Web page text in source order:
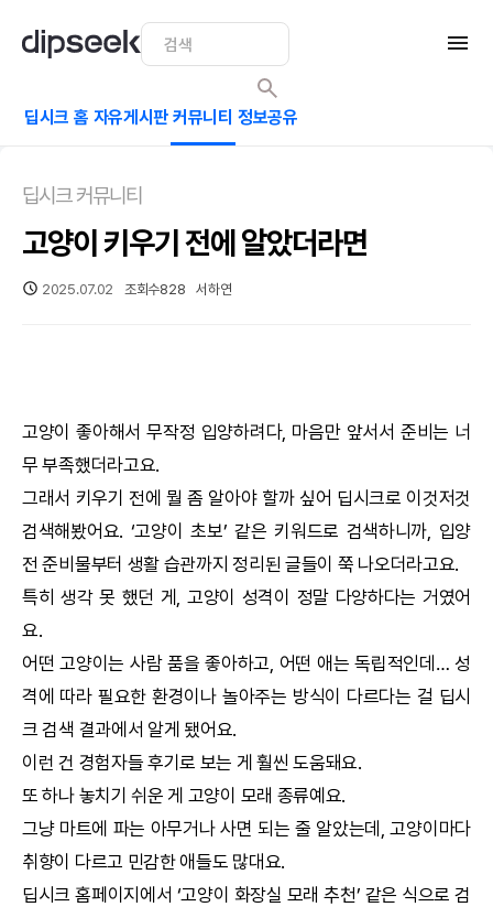
딥시크 홈 자유게시판 커뮤니티 정보공유
딥시크 커뮤니티
고양이 키우기 전에 알았더라면
2025.07.02 조회수828 서하연
고양이 좋아해서 무작정 입양하려다, 마음만 앞서서 준비는 너
무 부족했더라고요.
그래서 키우기 전에 뭘 좀 알아야 할까 싶어 딥시크로 이것저것
검색해봤어요. ‘고양이 초보’ 같은 키워드로 검색하니까, 입양
전 준비물부터 생활 습관까지 정리된 글들이 쭉 나오더라고요.
특히 생각 못 했던 게, 고양이 성격이 정말 다양하다는 거였어
요.
어떤 고양이는 사람 품을 좋아하고, 어떤 애는 독립적인데… 성
격에 따라 필요한 환경이나 놀아주는 방식이 다르다는 걸 딥시
크 검색 결과에서 알게 됐어요.
이런 건 경험자들 후기로 보는 게 훨씬 도움돼요.
또 하나 놓치기 쉬운 게 고양이 모래 종류예요.
그냥 마트에 파는 아무거나 사면 되는 줄 알았는데, 고양이마다
취향이 다르고 민감한 애들도 많대요.
딥시크 홈페이지에서 ‘고양이 화장실 모래 추천’ 같은 식으로 검